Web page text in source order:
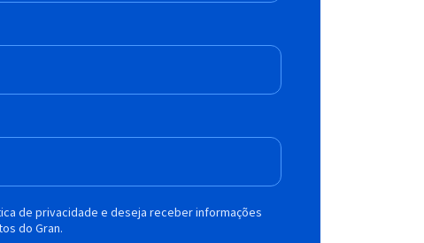
de privacidade e deseja receber informações
do Gran.